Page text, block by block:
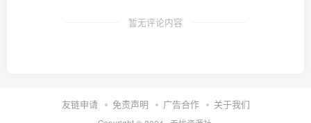
暂无评论内容
友链申请 免责声明 广告合作 关于我们